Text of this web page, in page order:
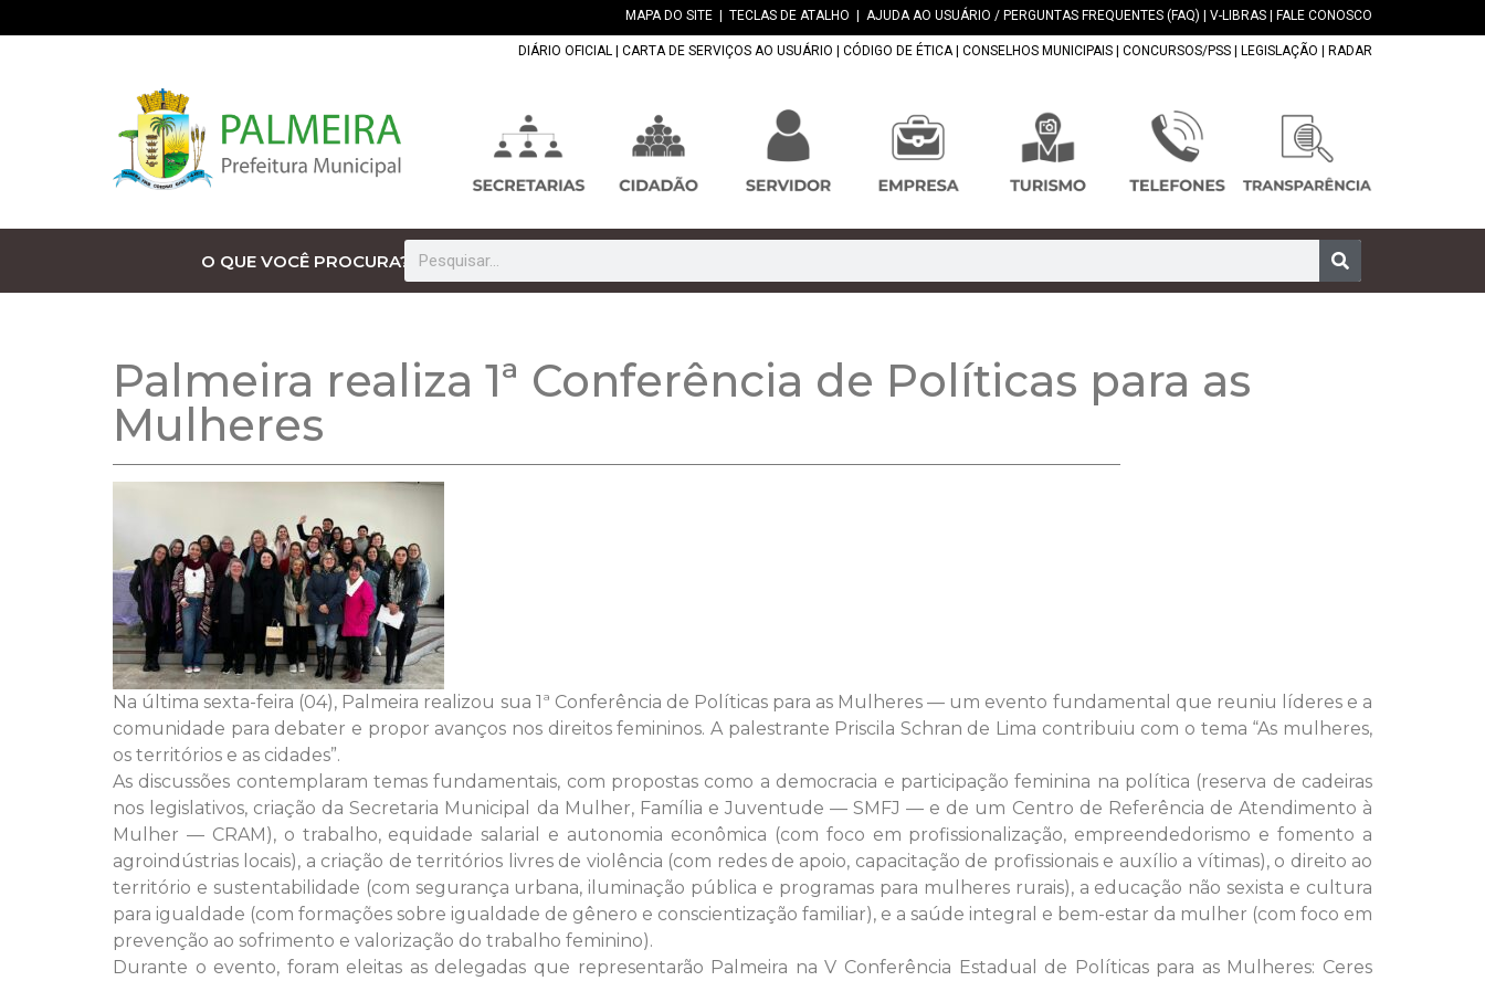
MAPA DO SITE TECLAS DE ATALHO AJUDA AO USUÁRIO / PERGUNTAS FREQUENTES (FAQ) V-LIBRAS FALE CONOSCO
DIÁRIO OFICIAL CARTA DE SERVIÇOS AO USUÁRIO CÓDIGO DE ÉTICA| CONSELHOS MUNICIPAIS CONCURSOS/PSS LEGISLAÇÃO RADAR
O QUE VOCÊ PROCURA?
Palmeira realiza 1ª Conferência de Políticas para as
Mulheres
Na última sexta-feira (04), Palmeira realizou sua 1ª Conferência de Políticas para as Mulheres — um evento fundamental que reuniu líderes e a
comunidade para debater e propor avanços nos direitos femininos. A palestrante Priscila Schran de Lima contribuiu com o tema “As mulheres,
os territórios e as cidades”.
As discussões contemplaram temas fundamentais, com propostas como a democracia e participação feminina na política (reserva de cadeiras
nos legislativos, criação da Secretaria Municipal da Mulher, Família e Juventude — SMFJ — e de um Centro de Referência de Atendimento à
Mulher — CRAM), o trabalho, equidade salarial e autonomia econômica (com foco em profissionalização, empreendedorismo e fomento a
agroindústrias locais), a criação de territórios livres de violência (com redes de apoio, capacitação de profissionais e auxílio a vítimas), o direito ao
território e sustentabilidade (com segurança urbana, iluminação pública e programas para mulheres rurais), a educação não sexista e cultura
para igualdade (com formações sobre igualdade de gênero e conscientização familiar), e a saúde integral e bem-estar da mulher (com foco em
prevenção ao sofrimento e valorização do trabalho feminino).
Durante o evento, foram eleitas as delegadas que representarão Palmeira na V Conferência Estadual de Políticas para as Mulheres: Ceres